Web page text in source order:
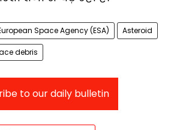
Space Agency (ESA) Asteroid
debris
to our daily bulletin